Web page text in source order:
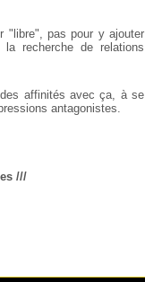
"libre", pas pour y ajouter
recherche de relations
affinités avec ça, à se
antagonistes.
///